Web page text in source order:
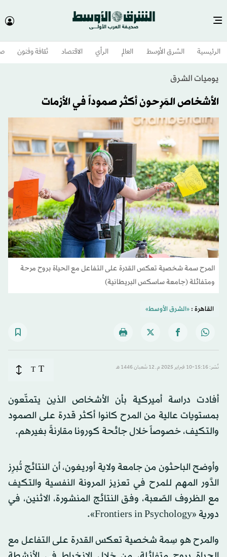
الرئيسية الشرق الأوسط​ العالم الرأي الاقتصاد ثقافة وفنون
يوميات الشرق
الأشخاص المَرِحون أكثر صموداً في الأزمات
المرح سمة شخصية تعكس القدرة على التفاعل مع الحياة بروح مرحة
ومتفائلة (جامعة ساسكس البريطانية)
القاهرة :«الشرق الأوسط»
نُشر: 15:16-10 فبراير 2025 م ـ 12 شَعبان 1446 هـ T
T
أفادت دراسة أميركية بأن الأشخاص الذين يتمتّعون
بمستويات عالية من المرح كانوا أكثر قدرة على الصمود
والتكيف، خصوصاً خلال جائحة كورونا مقارنةً بغيرهم.
وأوضح الباحثون من جامعة ولاية أوريغون، أن النتائج تُبرِز
الدَّور المهم للمرح في تعزيز المرونة النفسية والتكيف
مع الظروف الصّعبة، وفق النتائج المنشورة، الاثنين، في
دورية «Frontiers in Psychology».
والمرح هو سِمة شخصية تعكس القدرة على التفاعل مع